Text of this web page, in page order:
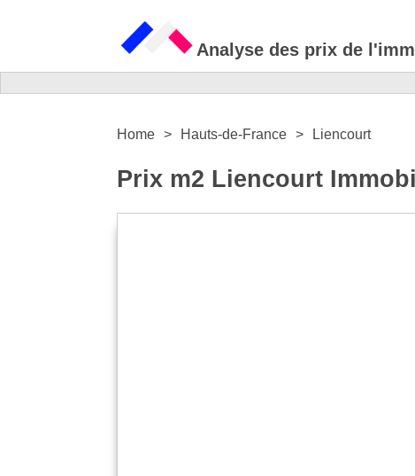
Analyse des prix de
Home Hauts-de-France Liencourt
Prix m2 Liencourt